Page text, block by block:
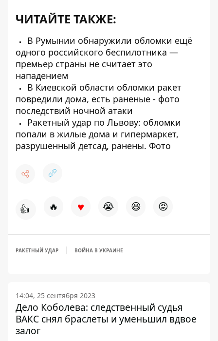
ЧИТАЙТЕ ТАКЖЕ:
В Румынии обнаружили обломки ещё
одного российского беспилотника —
премьер страны не считает это
нападением
В Киевской области обломки ракет
повредили дома, есть раненые - фото
последствий ночной атаки
Ракетный удар по Львову: обломки
попали в жилые дома и гипермаркет,
разрушенный детсад, ранены. Фото
👍 🔥 ♥ 😭 😆 😡
РАКЕТНЫЙ УДАР ВОЙНА В УКРАИНЕ
14:04, 25 сентября 2023
Дело Коболева: следственный судья
ВАКС снял браслеты и уменьшил вдвое
залог